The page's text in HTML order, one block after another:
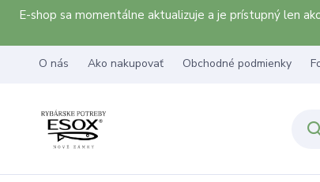
E-shop sa momentálne aktualizuje a je prístupný len
O nás Ako nakupovať Obchodné podmienky